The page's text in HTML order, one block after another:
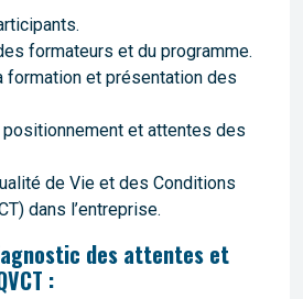
formateurs et du programme.
formation et présentation des
positionnement et attentes des
de Vie et des Conditions
dans l’entreprise.
des attentes et
: